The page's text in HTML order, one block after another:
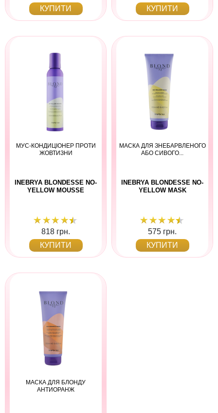
КУПИТИ
КУПИТИ
МУС-КОНДИЦІОНЕР ПРОТИ
ЖОВТИЗНИ
INEBRYA BLONDESSE NO-
YELLOW MOUSSE
818 грн.
КУПИТИ
МАСКА ДЛЯ ЗНЕБАРВЛЕНОГО
АБО СИВОГО...
INEBRYA BLONDESSE NO-
YELLOW MASK
575 грн.
КУПИТИ
МАСКА ДЛЯ БЛОНДУ
АНТИОРАНЖ